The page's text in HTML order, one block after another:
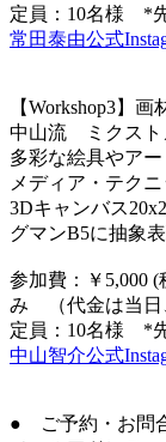
定員：10名様 *
常田泰由公式
【Workshop3】
中山流 ミクスト
多彩な絵具やア
メディア・テク
3Dキャンバス
グマンB5に抽象
参加費：￥5,000
み （代金は当日
定員：10名様 *
中山智介公式
● ご予約・お問